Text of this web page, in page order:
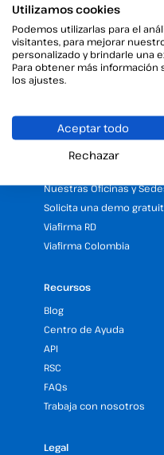
Firma desatendida
Gestor de certificados
Sellos de tiempo
Validar firma electrónica
Firma Digital con la Ayuda
Empresa
25 Años de experiencia
Nuestras Oficinas y
Solicita una demo
Viafirma RD
Viafirma Colombia
Recursos
Blog
Centro de Ayuda
API
RSC
FAQs
Trabaja con nosotros
Legal
Utilizamos cookies
Podemos utilizarlas para el
visitantes, para mejorar
personalizado y brindarle una
Para obtener más información
los ajustes.
Aceptar todo
Rechazar